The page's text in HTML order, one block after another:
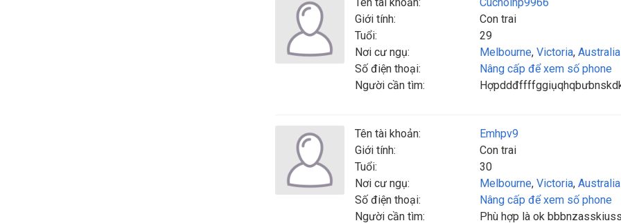
Giới tính:
Con trai
Tuổi:
29
Nơi cư ngụ:
Melbourne, Victoria, Australia
Số điện thoại:
Nâng cấp để xem số phone
Người cần tìm:
Tên tài khoản:
Emhpv9
Giới tính:
Con trai
Tuổi:
30
Nơi cư ngụ:
Melbourne, Victoria, Australia
Số điện thoại:
Nâng cấp để xem số phone
Người cần tìm:
Phù hợp là ok